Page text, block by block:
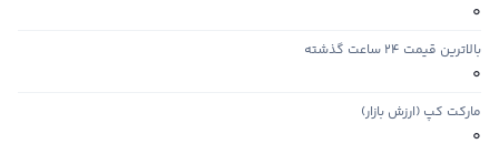
0
بالاترین قیمت ۲۴ ساعت گذشته
0
مارکت کپ (ارزش بازار)
0